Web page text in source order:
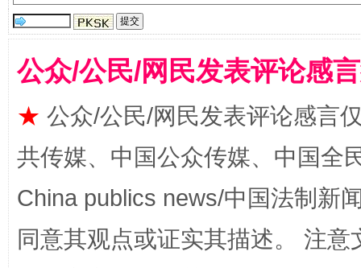
受贿1.44亿！段成刚被判无期 从幼
全民健身五年计划来了！等你上场
公众/公民/网民发表评论感
★ 公众/公民/网民发表评论感言
共传媒、中国公众传媒、中国全
China publics news/中国法制新
同意其观点或证实其描述。 注